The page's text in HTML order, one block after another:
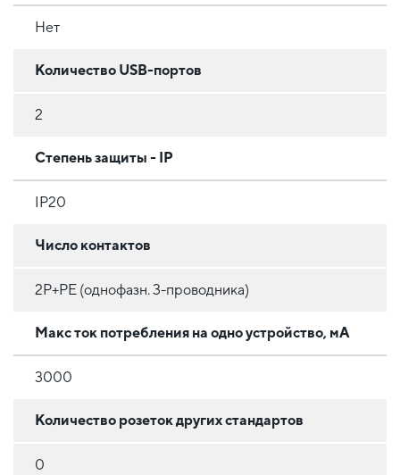
Нет
Количество USB-портов
2
Степень защиты - IP
IP20
Число контактов
2P+PE (однофазн. 3-проводника)
Макс ток потребления на одно устройство, мА
3000
Количество розеток других стандартов
0